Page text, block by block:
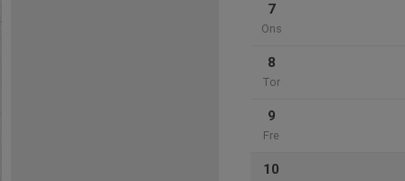
7
Ons
8
Tor
9
Fre
10